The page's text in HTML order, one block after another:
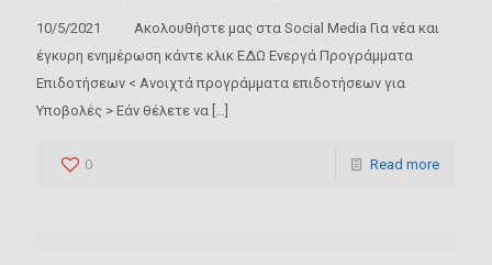
10/5/2021 Ακολουθήστε μας στα Social Media Για νέα και
έγκυρη ενημέρωση κάντε κλικ ΕΔΩ Ενεργά Προγράμματα
Επιδοτήσεων < Ανοιχτά προγράμματα επιδοτήσεων για
Υποβολές > Εάν θέλετε να […]
0 Read more